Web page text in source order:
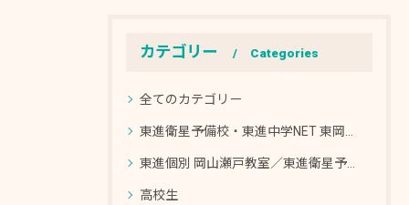
カテゴリー Categories
全てのカテゴリー
東進衛星予備校・東進中学NET 東岡山校／東進個別 東岡山教室
東進個別 岡山瀬戸教室／東進衛星予備校・東進中学NET 岡山瀬戸校
高校生